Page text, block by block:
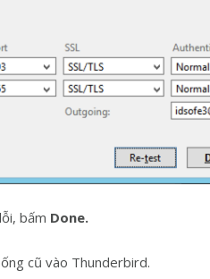
bấm Done.
cũ vào Thunderbird.